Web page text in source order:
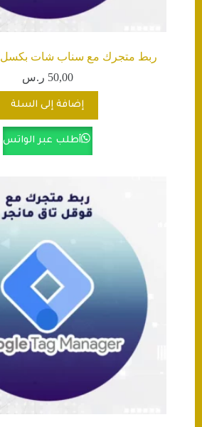
ربط متجرك مع سناب شات بكسل Snap Pixel🌟
50,00 ر.س
إضافة إلى السلة
أطلب عبر الواتس